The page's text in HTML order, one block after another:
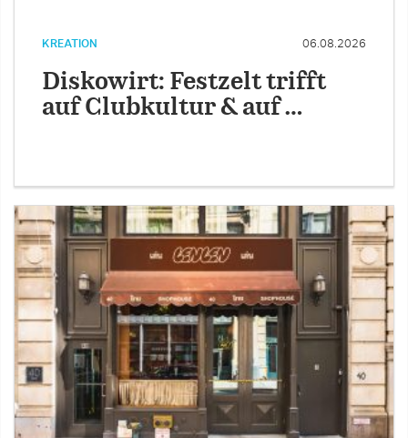
KREATION 06.08.2026
Diskowirt: Festzelt trifft
auf Clubkultur & auf …